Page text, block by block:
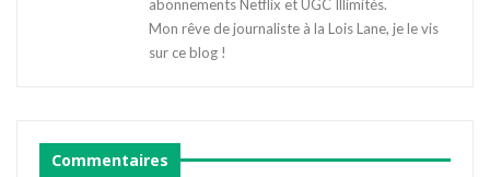
abonnements Netflix et UGC Illimités.
Mon rêve de journaliste à la Lois Lane, je le vis
sur ce blog !
Commentaires